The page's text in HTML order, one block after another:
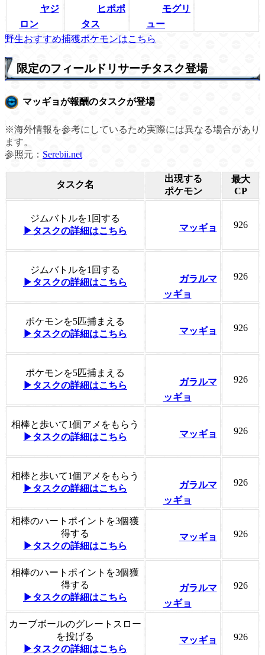
ヤジ
ロン
ヒポポ
タス
モグリ
ュー
野生おすすめ捕獲ポケモンはこちら
限定のフィールドリサーチタスク登場
マッギョが報酬のタスクが登場
※海外情報を参考にしているため実際には異なる場合があり
ます。
参照元： Serebii.net
タスク名
出現する
ポケモン
最大
CP
ジムバトルを1回する
▶タスクの詳細はこちら
マッギョ 926
ジムバトルを1回する
▶タスクの詳細はこちら
ガラルマ
ッギョ
926
ポケモンを5匹捕まえる
▶タスクの詳細はこちら
マッギョ 926
ポケモンを5匹捕まえる
▶タスクの詳細はこちら
ガラルマ
ッギョ
926
相棒と歩いて1個アメをもらう
▶タスクの詳細はこちら
マッギョ 926
相棒と歩いて1個アメをもらう
▶タスクの詳細はこちら
ガラルマ
ッギョ
926
相棒のハートポイントを3個獲
得する
▶タスクの詳細はこちら
マッギョ 926
相棒のハートポイントを3個獲
得する
▶タスクの詳細はこちら
ガラルマ
ッギョ
926
カーブボールのグレートスロー
を投げる
▶タスクの詳細はこちら
マッギョ 926